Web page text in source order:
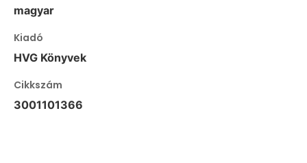
magyar
Kiadó
HVG Könyvek
Cikkszám
3001101366